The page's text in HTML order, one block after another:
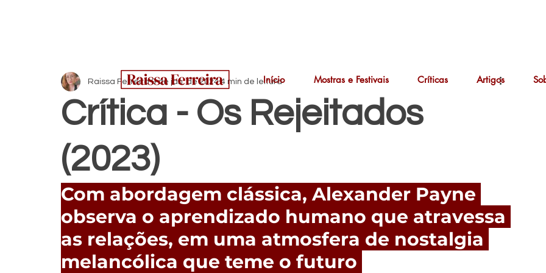
Início Mostras e Festivais Críticas Artigos
Crítica - Os Rejeitados
(2023)
Raissa Ferreira 9 de jan. de 2024 4 min de leitura
Com abordagem clássica, Alexander Payne
observa o aprendizado humano que atravessa
as relações, em uma atmosfera de nostalgia
melancólica que teme o futuro